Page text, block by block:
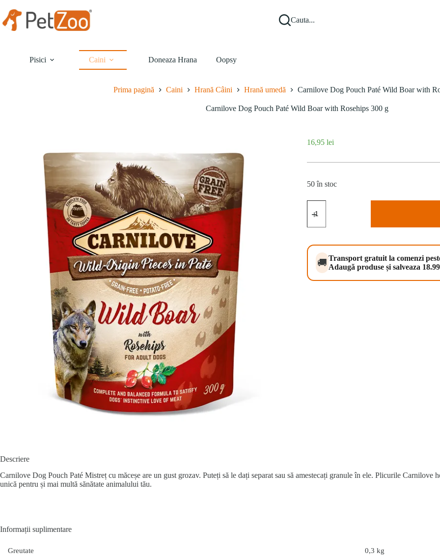
conținut
Cauta...
Pisici Caini Doneaza Hrana Oopsy
Prima pagină Caini Hrană Câini Hrană umedă Carnilove Dog Pouch Paté Wild Boar with
Carnilove Dog Pouch Paté Wild Boar with Rosehips 300 g
16,95 lei
50 în stoc
Carnilove
Pouch
Wild
Boar
with
Rosehips
300
🚚 Transport gratuit la comenzi
Adaugă produse și salveaza
Descriere
Carnilove Dog Pouch Paté Mistreț cu măceșe are un gust grozav. Puteți să le dați separat sau să amestecați granule în ele. Plicurile
unică pentru și mai multă sănătate animalului tău.
Informații suplimentare
Greutate 0,3 kg